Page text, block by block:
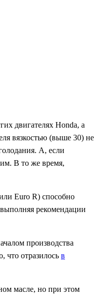
двигателях Honda, а
вязкостью (выше 30) не
А, если
В то же время,
Euro R) способно
рекомендации
производства
что отразилось в
масле, но при этом